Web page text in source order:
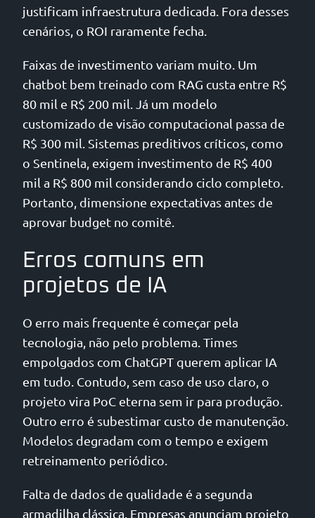
justificam infraestrutura dedicada. Fora desses
cenários, o ROI raramente fecha.
Faixas de investimento variam muito. Um
chatbot bem treinado com RAG custa entre R$
80 mil e R$ 200 mil. Já um modelo
customizado de visão computacional passa de
R$ 300 mil. Sistemas preditivos críticos, como
o Sentinela, exigem investimento de R$ 400
mil a R$ 800 mil considerando ciclo completo.
Portanto, dimensione expectativas antes de
aprovar budget no comitê.
Erros comuns em
projetos de IA
O erro mais frequente é começar pela
tecnologia, não pelo problema. Times
empolgados com ChatGPT querem aplicar IA
em tudo. Contudo, sem caso de uso claro, o
projeto vira PoC eterna sem ir para produção.
Outro erro é subestimar custo de manutenção.
Modelos degradam com o tempo e exigem
retreinamento periódico.
Falta de dados de qualidade é a segunda
armadilha clássica. Empresas anunciam projeto